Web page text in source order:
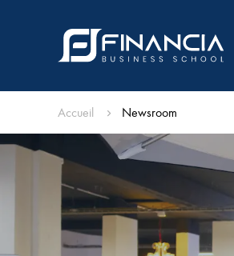
Accueil Newsroom